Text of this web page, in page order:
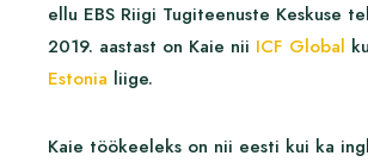
ellu EBS Riigi Tugiteenuste Keskuse
2019. aastast on Kaie nii ICF Global
Estonia liige.
Kaie töökeeleks on nii eesti kui ka